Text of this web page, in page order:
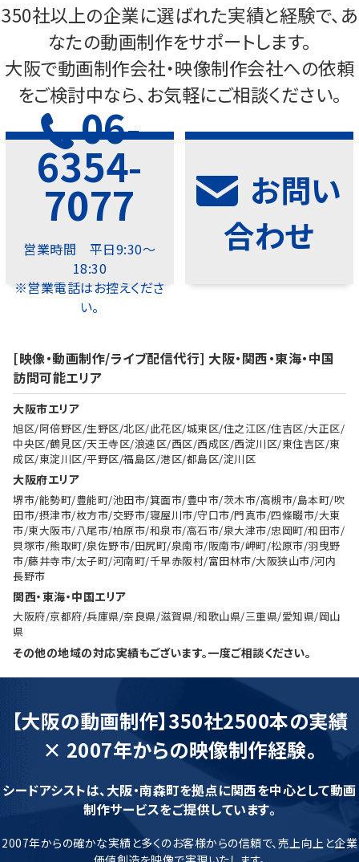
350社以上の企業に選ばれた実績と経験で、あ
なたの動画制作をサポートします。
大阪で動画制作会社・映像制作会社への依頼
をご検討中なら、お気軽にご相談ください。
06-
6354-
7077
営業時間 平日9:30～
18:30
※営業電話はお控えくださ
い。
お問い
合わせ
[映像・動画制作/ライブ配信代行] 大阪・関西・東海・中国
訪問可能エリア
大阪市エリア
旭区/阿倍野区/生野区/北区/此花区/城東区/住之江区/住吉区/大正区/
中央区/鶴見区/天王寺区/浪速区/西区/西成区/西淀川区/東住吉区/東
成区/東淀川区/平野区/福島区/港区/都島区/淀川区
大阪府エリア
堺市/能勢町/豊能町/池田市/箕面市/豊中市/茨木市/高槻市/島本町/吹
田市/摂津市/枚方市/交野市/寝屋川市/守口市/門真市/四條畷市/大東
市/東大阪市/八尾市/柏原市/和泉市/高石市/泉大津市/忠岡町/和田市/
貝塚市/熊取町/泉佐野市/田尻町/泉南市/阪南市/岬町/松原市/羽曳野
市/藤井寺市/太子町/河南町/千早赤阪村/富田林市/大阪狭山市/河内
長野市
関西・東海・中国エリア
大阪府/京都府/兵庫県/奈良県/滋賀県/和歌山県/三重県/愛知県/岡山
県
その他の地域の対応実績もございます。一度ご相談ください。
【大阪の動画制作】350社2500本の実績
× 2007年からの映像制作経験。
シードアシストは、大阪・南森町を拠点に関西を中心として動画
制作サービスをご提供しています。
2007年からの確かな実績と多くのお客様からの信頼で、売上向上と企業